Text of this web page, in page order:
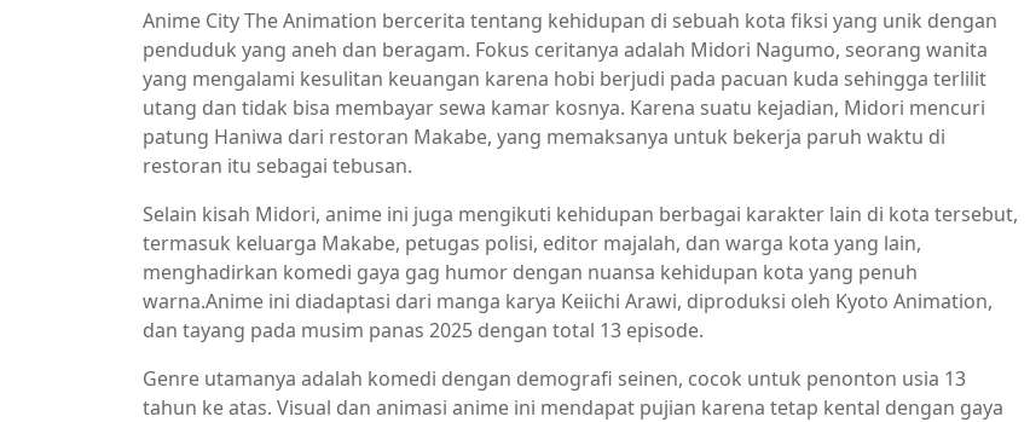
Anime City The Animation bercerita tentang kehidupan di sebuah kota fiksi yang unik dengan
penduduk yang aneh dan beragam. Fokus ceritanya adalah Midori Nagumo, seorang wanita
yang mengalami kesulitan keuangan karena hobi berjudi pada pacuan kuda sehingga terlilit
utang dan tidak bisa membayar sewa kamar kosnya. Karena suatu kejadian, Midori mencuri
patung Haniwa dari restoran Makabe, yang memaksanya untuk bekerja paruh waktu di
restoran itu sebagai tebusan.
Selain kisah Midori, anime ini juga mengikuti kehidupan berbagai karakter lain di kota tersebut,
termasuk keluarga Makabe, petugas polisi, editor majalah, dan warga kota yang lain,
menghadirkan komedi gaya gag humor dengan nuansa kehidupan kota yang penuh
warna.Anime ini diadaptasi dari manga karya Keiichi Arawi, diproduksi oleh Kyoto Animation,
dan tayang pada musim panas 2025 dengan total 13 episode.
Genre utamanya adalah komedi dengan demografi seinen, cocok untuk penonton usia 13
tahun ke atas. Visual dan animasi anime ini mendapat pujian karena tetap kental dengan gaya